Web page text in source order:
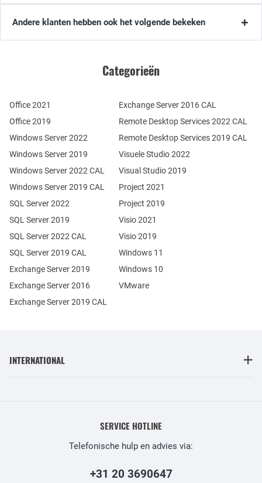
Andere klanten hebben ook het volgende bekeken
Categorieën
Office 2021
Office 2019
Windows Server 2022
Windows Server 2019
Exchange Server 2019
Exchange Server 2016
SQL Server 2022
SQL Server 2019
Windows Server 2022 CAL
Windows Server 2019 CAL
SQL Server 2022 CAL
SQL Server 2019 CAL
Remote Desktop Services 2022 CAL
Remote Desktop Services 2019 CAL
Exchange Server 2019 CAL
Exchange Server 2016 CAL
Visuele Studio 2022
Visual Studio 2019
Project 2021
Project 2019
Visio 2021
Visio 2019
Windows 11
Windows 10
VMware
INTERNATIONAL
SERVICE HOTLINE
Telefonische hulp en advies via:
+31 20 3690647